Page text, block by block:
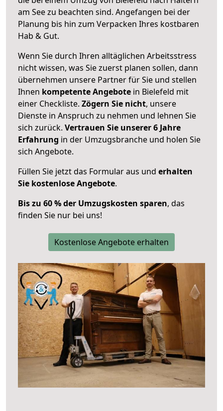
am See zu beachten sind. Angefangen bei der
Planung bis hin zum Verpacken Ihres kostbaren
Hab & Gut.
Wenn Sie durch Ihren alltäglichen Arbeitsstress
nicht wissen, was Sie zuerst planen sollen, dann
übernehmen unsere Partner für Sie und stellen
Ihnen kompetente Angebote in Bielefeld mit
einer Checkliste. Zögern Sie nicht, unsere
Dienste in Anspruch zu nehmen und lehnen Sie
sich zurück. Vertrauen Sie unserer 6 Jahre
Erfahrung in der Umzugsbranche und holen Sie
sich Angebote.
Füllen Sie jetzt das Formular aus und erhalten
Sie kostenlose Angebote.
Bis zu 60 % der Umzugskosten sparen, das
finden Sie nur bei uns!
Kostenlose Angebote erhalten